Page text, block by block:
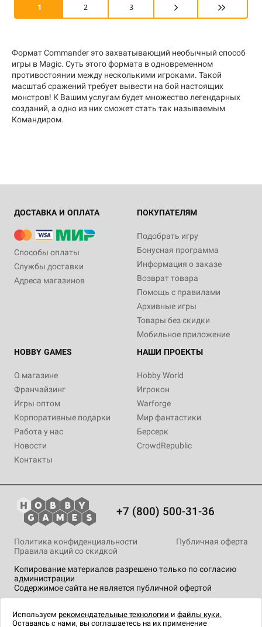
1 2 3
Формат Commander это захватывающий необычный способ
игры в Magic. Суть этого формата в одновременном
противостоянии между несколькими игроками. Такой
масштаб сражений требует вывести на бой настоящих
монстров! К Вашим услугам будет множество легендарных
созданий, а одно из них сможет стать так называемым
Командиром.
ДОСТАВКА И ОПЛАТА
Способы оплаты
Службы доставки
Адреса магазинов
ПОКУПАТЕЛЯМ
Подобрать игру
Бонусная программа
Информация о заказе
Возврат товара
Помощь с правилами
Архивные игры
Товары без скидки
Мобильное приложение
HOBBY GAMES
О магазине
Франчайзинг
Игры оптом
Корпоративные подарки
Работа у нас
Новости
Контакты
НАШИ ПРОЕКТЫ
Hobby World
Игрокон
Warforge
Мир фантастики
Берсерк
CrowdRepublic
+7 (800) 500-31-36
Копирование материалов разрешено только по согласию
администрации
Содержимое сайта не является публичной офертой
Политика конфиденциальности
Публичная оферта
Правила акций со скидкой
технологии .
Используем рекомендательные технологии и файлы куки.
Оставаясь с нами, вы соглашаетесь на их применение